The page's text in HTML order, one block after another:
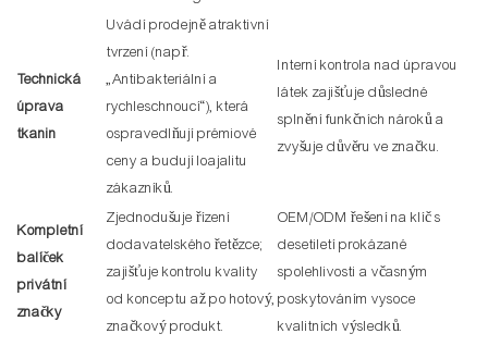
Technická
úprava
tkanin
Uvádí prodejně atraktivní
tvrzení (např.
„Antibakteriální a
rychleschnoucí“), která
ospravedlňují prémiové
ceny a budují loajalitu
zákazníků.
Interní kontrola nad úpravou
látek zajišťuje důsledné
splnění funkčních nároků a
zvyšuje důvěru ve značku.
Kompletní
balíček
privátní
značky
Zjednodušuje řízení
dodavatelského řetězce;
zajišťuje kontrolu kvality
od konceptu až po hotový,
značkový produkt.
OEM/ODM řešení na klíč s
desetiletí prokázané
spolehlivosti a včasným
poskytováním vysoce
kvalitních výsledků.